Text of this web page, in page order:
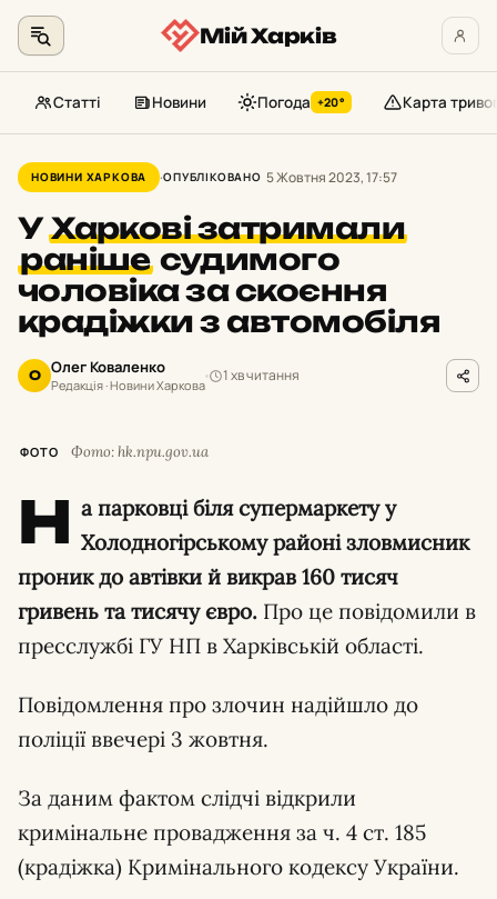
до
контенту
Мій Харків
Статті Новини Погода +20° Карта
НОВИНИ ХАРКОВА ОПУБЛІКОВАНО 5 Жовтня 2023, 17:57
УХаркові затримали
раніше судимого
чоловіка за скоєння
крадіжки з автомобіля
О Олег Коваленко
Редакція · Новини Харкова
1 хв читання
ФОТО Фото: hk.npu.gov.ua
Н а парковці біля супермаркету у
Холодногірському районі зловмисник
проник до автівки й викрав 160 тисяч
гривень та тисячу євро. Про це повідомили в
пресслужбі ГУ НП в Харківській області.
Повідомлення про злочин надійшло до
поліції ввечері 3 жовтня.
За даним фактом слідчі відкрили
кримінальне провадження за ч. 4 ст. 185
(крадіжка) Кримінального кодексу України.